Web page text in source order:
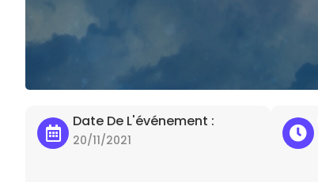
Date De L'événement :
20/11/2021